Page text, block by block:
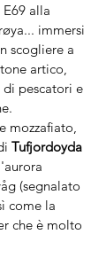
alla
immersi
scogliere a
artico,
pescatori e
mozzafiato,
Tufjordoyda
(segnalato
come la
che è molto